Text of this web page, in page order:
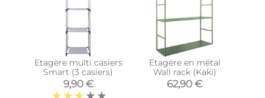
Etagère multi casiers
Smart (3 casiers)
9,90 €
Etagère en métal
Wall rack (Kaki)
62,90 €